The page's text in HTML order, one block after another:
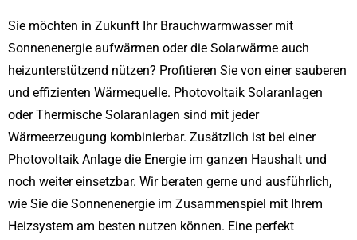
Sie möchten in Zukunft Ihr Brauchwarmwasser mit
Sonnenenergie aufwärmen oder die Solarwärme auch
heizunterstützend nützen? Profitieren Sie von einer sauberen
und effizienten Wärmequelle. Photovoltaik Solaranlagen
oder Thermische Solaranlagen sind mit jeder
Wärmeerzeugung kombinierbar. Zusätzlich ist bei einer
Photovoltaik Anlage die Energie im ganzen Haushalt und
noch weiter einsetzbar. Wir beraten gerne und ausführlich,
wie Sie die Sonnenenergie im Zusammenspiel mit Ihrem
Heizsystem am besten nutzen können. Eine perfekt